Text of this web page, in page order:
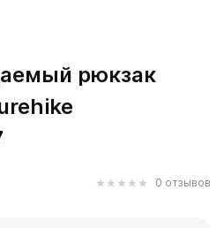
рюкзак
0 отзывов